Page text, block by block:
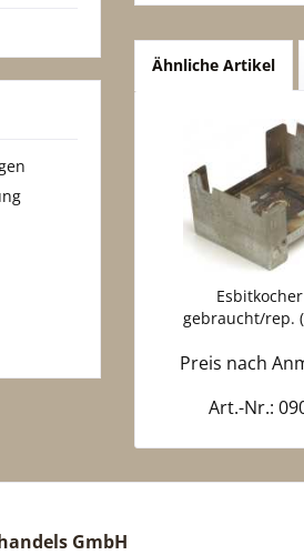
Ähnliche Artikel
gebraucht/rep.
Preis nach
Art.-Nr.:
GmbH